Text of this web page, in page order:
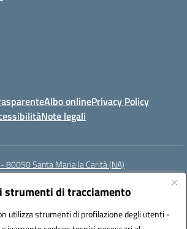
strumenti di tracciamento
utilizza strumenti di profilazione degli utenti -
Albo onlinePrivacy Policy
Note legali
80050 Santa Maria la Carità (NA)
(PEC):NAEE21900T@pec.istruzione.it
NAEE21900T